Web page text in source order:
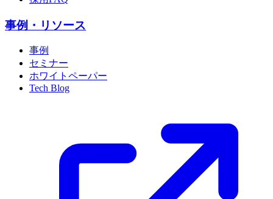
事例・リソース
事例
セミナー
ホワイトペーパー
Tech Blog